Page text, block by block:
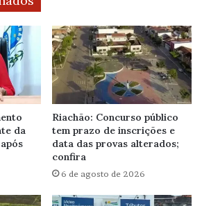
da
Riachão: Concurso público
tem prazo de inscrições e
data das provas alterados;
confira
6 de agosto de 2026